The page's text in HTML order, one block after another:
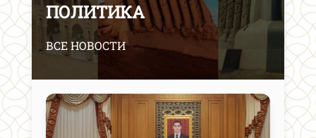
ПОЛИТИКА
ВСЕ НОВОСТИ